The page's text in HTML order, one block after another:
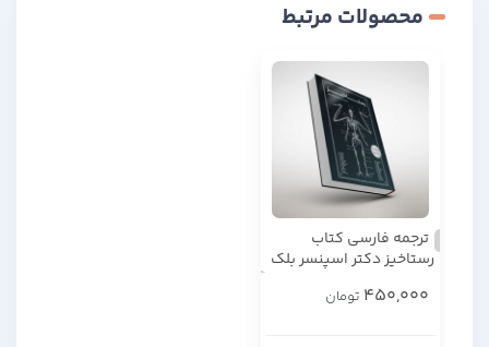
محصولات مرتبط
ترجمه فارسی کتاب
رستاخیز دکتر اسپنسر بلک
450,000 تومان